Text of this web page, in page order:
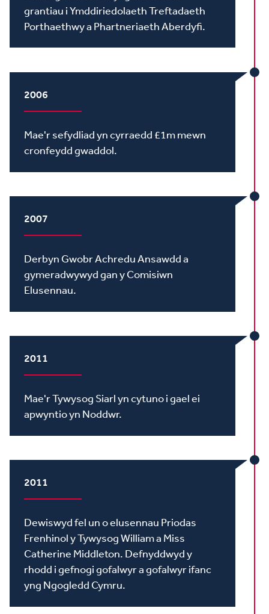
grantiau i Ymddiriedolaeth Treftadaeth
Porthaethwy a Phartneriaeth Aberdyfi.
2006
Mae'r sefydliad yn cyrraedd £1m mewn
cronfeydd gwaddol.
2007
Derbyn Gwobr Achredu Ansawdd a
gymeradwywyd gan y Comisiwn
Elusennau.
2011
Mae'r Tywysog Siarl yn cytuno i gael ei
apwyntio yn Noddwr.
2011
Dewiswyd fel un o elusennau Priodas
Frenhinol y Tywysog William a Miss
Catherine Middleton. Defnyddwyd y
rhodd i gefnogi gofalwyr a gofalwyr ifanc
yng Ngogledd Cymru.